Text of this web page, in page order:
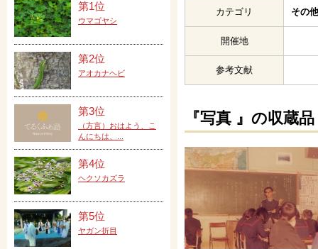
カテゴリ その
開催地
参考文献
『写真 』の収蔵品
第1位
ウマゴヤシ
第2位
アオカナヘビ
第3位
（方言）おはよう、こ
んにちは、...
第4位
ヘクソカズラ
第5位
ヤガン折目